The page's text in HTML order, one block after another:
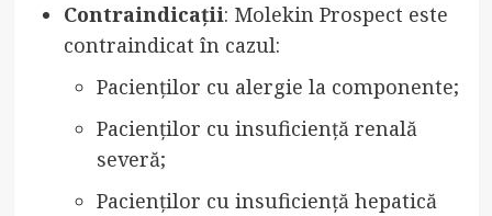
Contraindicații: Molekin Prospect este
contraindicat în cazul:
Pacienților cu alergie la componente;
Pacienților cu insuficiență renală
severă;
Pacienților cu insuficiență hepatică